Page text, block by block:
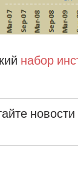
набор